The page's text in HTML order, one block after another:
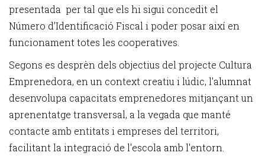
presentada per tal que els hi sigui concedit el
Número d’Identificació Fiscal i poder posar així en
funcionament totes les cooperatives.
Segons es desprèn dels objectius del projecte Cultura
Emprenedora, en un context creatiu i lúdic, l'alumnat
desenvolupa capacitats emprenedores mitjançant un
aprenentatge transversal, a la vegada que manté
contacte amb entitats i empreses del territori,
facilitant la integració de l'escola amb l'entorn.